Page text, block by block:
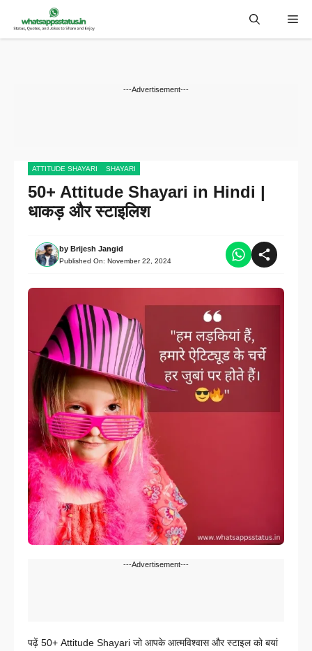
---Advertisement---
ATTITUDE SHAYARI SHAYARI
50+ Attitude Shayari in Hindi |
धाकड़ और स्टाइलिश
by Brijesh Jangid
Published On: November 22, 2024
---Advertisement---
पढ़ें 50+ Attitude Shayari जो आपके आत्मविश्वास और स्टाइल को बयां